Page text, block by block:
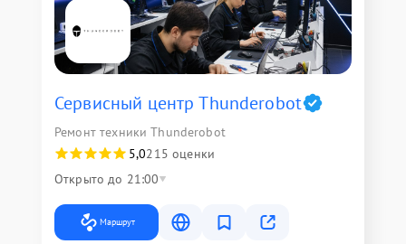
Сервисный центр Thunderobot
Ремонт техники Thunderobot
5,0215 оценки
Открыто до 21:00
Маршрут